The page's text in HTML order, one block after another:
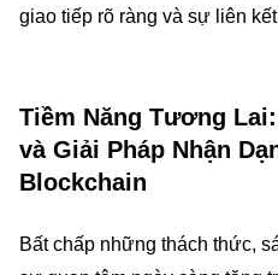
giao tiếp rõ ràng và sự liên
Tiềm Năng Tương
và Giải Pháp Nhận
Blockchain
Bất chấp những thách thức,